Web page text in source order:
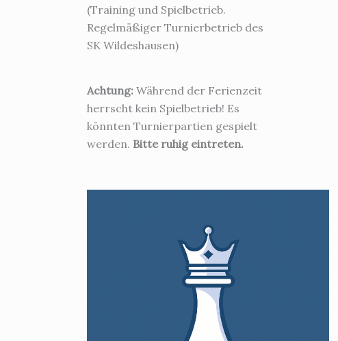
(Training und Spielbetrieb.
Regelmäßiger Turnierbetrieb des
SK Wildeshausen)
Achtung: Während der Ferienzeit
herrscht kein Spielbetrieb! Es
könnten Turnierpartien gespielt
werden. Bitte ruhig eintreten.